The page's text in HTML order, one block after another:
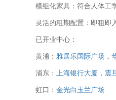
模组化家具：符合人体工
灵活的租期配置：即租即
已开业中心：
黄浦： 雅居乐国际广场 ，
浦东： 上海银行大厦 ， 震
虹口： 金光白玉兰广场